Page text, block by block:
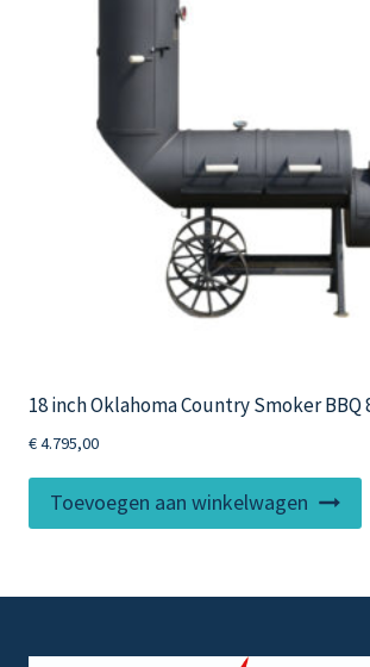
18 inch Oklahoma Country Smoker BBQ
€4.795,00
Toevoegen aan winkelwagen